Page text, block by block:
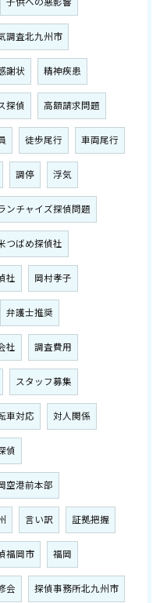
子供への悪影響
調査北九州市
謝状 精神疾患
探偵 高額請求問題
徒歩尾行 車両尾行
調停 浮気
ンチャイズ探偵問題
つばめ探偵社
社 岡村孝子
弁護士推奨
社 調査費用
スタッフ募集
車対応 対人関係
偵
空港前本部
言い訳 証拠把握
福岡市 福岡
会 探偵事務所北九州市